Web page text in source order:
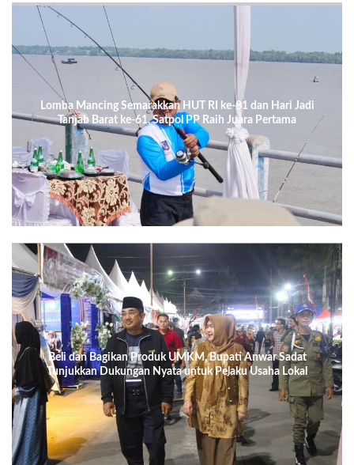
Lomba Mancing Semarakkan HUT RI ke-81 dan Hari Jadi
Tanjab Barat ke-61, Satpol PP Raih Juara Pertama
Beli dan Bagikan Produk UMKM, Bupati Anwar Sadat
Tunjukkan Dukungan Nyata untuk Pelaku Usaha Lokal